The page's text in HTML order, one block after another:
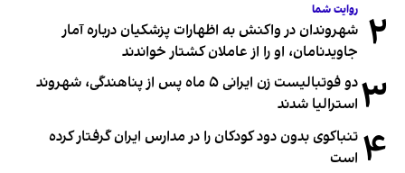
۲ روایت شما
شهروندان در واکنش به اظهارات پزشکیان درباره آمار
جاویدنامان، او را از عاملان کشتار خواندند
۳
دو فوتبالیست زن ایرانی ۵ ماه پس از پناهندگی، شهروند
استرالیا شدند
۴ تنباکوی بدون دود کودکان را در مدارس ایران گرفتار کرده
است